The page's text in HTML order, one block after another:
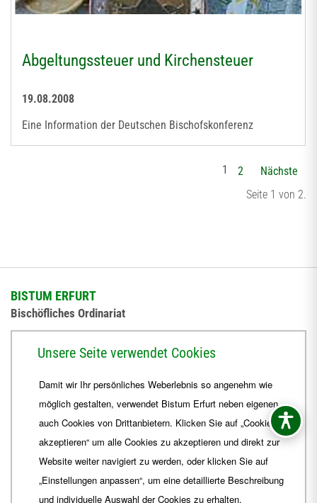
Abgeltungssteuer und Kirchensteuer
19.08.2008
Eine Information der Deutschen Bischofskonferenz
Seite 1 von 2.
1 2 Nächste
BISTUM ERFURT
Bischöfliches Ordinariat
+49 361 6572-444
ordinariat Bistum-Erfurt.de
Unsere Seite verwendet Cookies
Damit wir Ihr persönliches Weberlebnis so angenehm wie
möglich gestalten, verwendet Bistum Erfurt neben eigenen
auch Cookies von Drittanbietern. Klicken Sie auf „Cookies
akzeptieren“ um alle Cookies zu akzeptieren und direkt zur
Website weiter navigiert zu werden, oder klicken Sie auf
„Einstellungen anpassen“, um eine detaillierte Beschreibung
und individuelle Auswahl der Cookies zu erhalten.